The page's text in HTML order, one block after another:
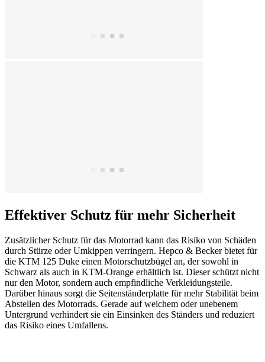
Effektiver Schutz für mehr Sicherheit
Zusätzlicher Schutz für das Motorrad kann das Risiko von Schäden
durch Stürze oder Umkippen verringern. Hepco & Becker bietet für
die KTM 125 Duke einen Motorschutzbügel an, der sowohl in
Schwarz als auch in KTM-Orange erhältlich ist. Dieser schützt nicht
nur den Motor, sondern auch empfindliche Verkleidungsteile.
Darüber hinaus sorgt die Seitenständerplatte für mehr Stabilität beim
Abstellen des Motorrads. Gerade auf weichem oder unebenem
Untergrund verhindert sie ein Einsinken des Ständers und reduziert
das Risiko eines Umfallens.